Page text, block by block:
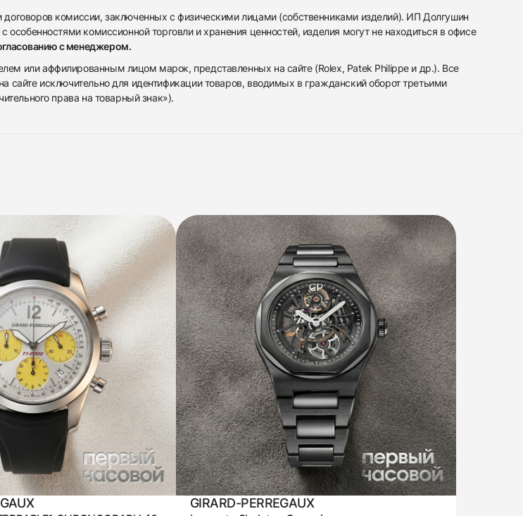
комиссии, заключенных с физическими лицами (собственниками изделий). ИП Долгушин
комиссионной торговли и хранения ценностей, изделия могут не находиться в офисе
с менеджером.
или аффилированным лицом марок, представленных на сайте (Rolex, Patek Philippe и др.). Все
сайте исключительно для идентификации товаров, вводимых в гражданский оборот третьими
права на товарный знак»).
GIRARD-PERREGAUX